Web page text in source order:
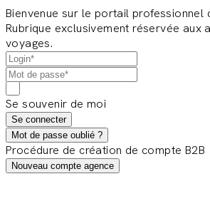
Bienvenue sur le portail professionnel
Rubrique exclusivement réservée aux
voyages.
Se souvenir de moi
Se connecter
Mot de passe oublié ?
Procédure de création de compte B2B
Nouveau compte agence